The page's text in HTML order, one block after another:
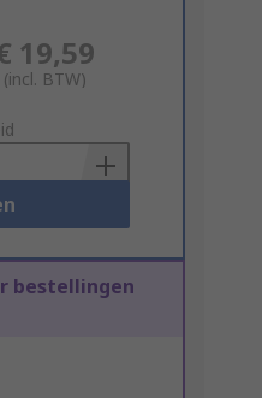
19,59
(incl. BTW)
bestellingen